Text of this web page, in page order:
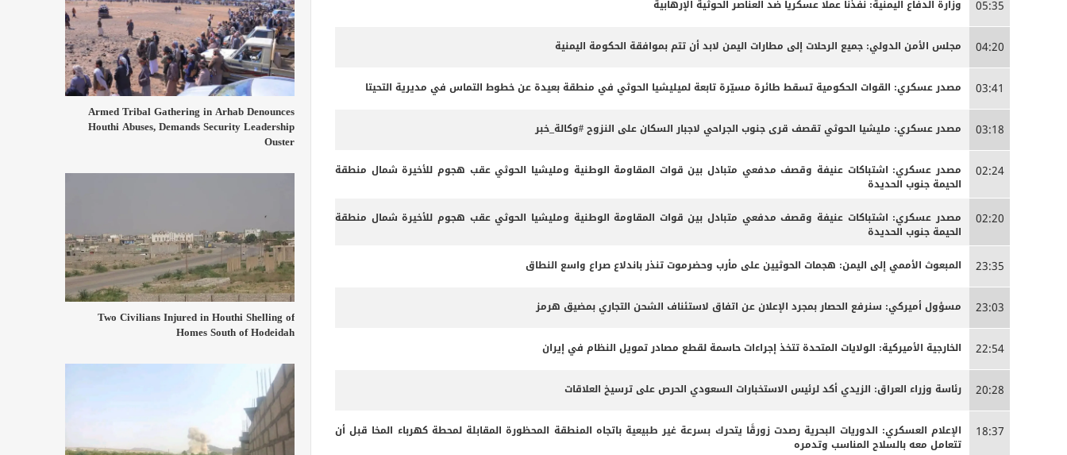
05:35 وزارة الدفاع اليمنية: نفذنا عملا عسكريا ضد العناصر الحوثية الإرهابية
04:20 مجلس الأمن الدولي: جميع الرحلات إلى مطارات اليمن لابد أن تتم بموافقة الحكومة اليمنية
03:41 مصدر عسكري: القوات الحكومية تسقط طائرة مسيّرة تابعة لميليشيا الحوثي في منطقة بعيدة عن خطوط التماس في مديرية التحيتا
03:18 مصدر عسكري: مليشيا الحوثي تقصف قرى جنوب الجراحي لاجبار السكان على النزوح #وكالة_خبر
02:24
مصدر عسكري: اشتباكات عنيفة وقصف مدفعي متبادل بين قوات المقاومة الوطنية ومليشيا الحوثي عقب هجوم للأخيرة شمال منطقة
الحيمة جنوب الحديدة
02:20
مصدر عسكري: اشتباكات عنيفة وقصف مدفعي متبادل بين قوات المقاومة الوطنية ومليشيا الحوثي عقب هجوم للأخيرة شمال منطقة
الحيمة جنوب الحديدة
23:35 المبعوث الأممي إلى اليمن: هجمات الحوثيين على مأرب وحضرموت تنذر باندلاع صراع واسع النطاق
23:03 مسؤول أميركي: سنرفع الحصار بمجرد الإعلان عن اتفاق لاستئناف الشحن التجاري بمضيق هرمز
22:54 الخارجية الأميركية: الولايات المتحدة تتخذ إجراءات حاسمة لقطع مصادر تمويل النظام في إيران
20:28 رئاسة وزراء العراق: الزيدي أكد لرئيس الاستخبارات السعودي الحرص على ترسيخ العلاقات
18:37
الإعلام العسكري: الدوريات البحرية رصدت زورقًا يتحرك بسرعة غير طبيعية باتجاه المنطقة المحظورة المقابلة لمحطة كهرباء المخا قبل أن
تتعامل معه بالسلاح المناسب وتدمره
Armed Tribal Gathering in Arhab Denounces
Houthi Abuses, Demands Security Leadership
Ouster
Two Civilians Injured in Houthi Shelling of
Homes South of Hodeidah